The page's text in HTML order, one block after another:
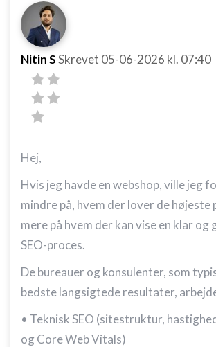
Nitin SSkrevet 05-06-2026 kl. 07:40
Hej,
Hvis jeg havde en webshop, ville jeg
mindre på, hvem der lover de højeste
mere på hvem der kan vise en klar og
SEO-proces.
De bureauer og konsulenter, som
bedste langsigtede resultater,
• Teknisk SEO (sitestruktur,
og Core Web Vitals)